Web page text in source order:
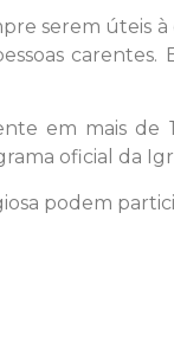
serem úteis
em mais de
oficial da
podem